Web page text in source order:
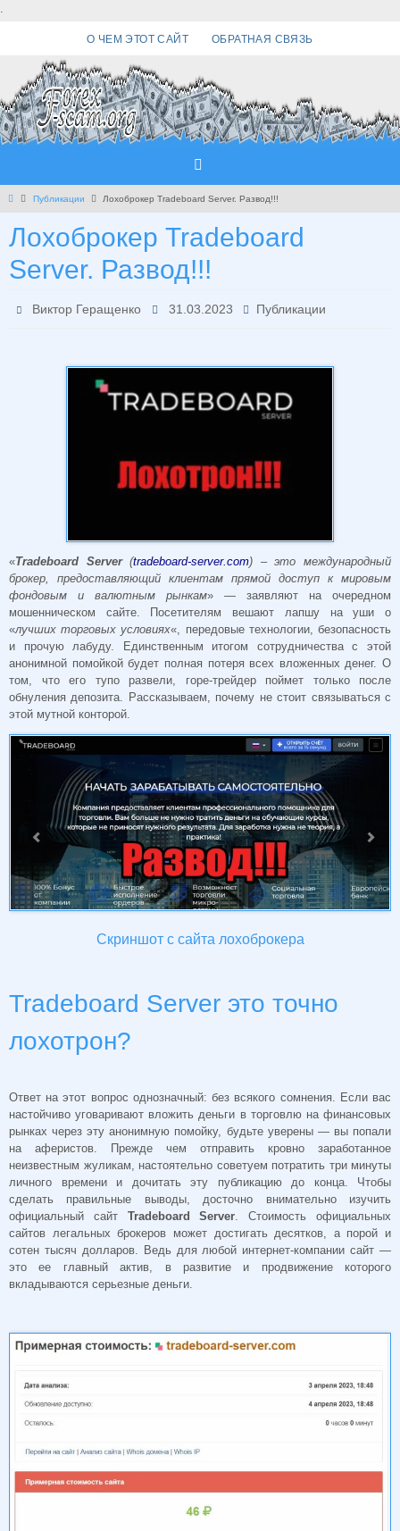
.
О ЧЕМ ЭТОТ САЙТ ОБРАТНАЯ СВЯЗЬ
Главная
Публикации Лохоброкер Tradeboard Server. Развод!!!
Лохоброкер Tradeboard
Server. Развод!!!
Виктор Геращенко 31.03.2023 Публикации
«Tradeboard Server(tradeboard-server.com) – это международный
брокер, предоставляющий клиентам прямой доступ к мировым
фондовым и валютным рынкам» — заявляют на очередном
мошенническом сайте. Посетителям вешают лапшу на уши о
«лучших торговых условиях«, передовые технологии, безопасность
и прочую лабуду. Единственным итогом сотрудничества с этой
анонимной помойкой будет полная потеря всех вложенных денег. О
том, что его тупо развели, горе-трейдер поймет только после
обнуления депозита. Рассказываем, почему не стоит связываться с
этой мутной конторой.
Скриншот с сайта лохоброкера
Tradeboard Server это точно
лохотрон?
Ответ на этот вопрос однозначный: без всякого сомнения. Если вас
настойчиво уговаривают вложить деньги в торговлю на финансовых
рынках через эту анонимную помойку, будьте уверены — вы попали
на аферистов. Прежде чем отправить кровно заработанное
неизвестным жуликам, настоятельно советуем потратить три минуты
личного времени и дочитать эту публикацию до конца. Чтобы
сделать правильные выводы, досточно внимательно изучить
официальный сайт Tradeboard Server. Стоимость официальных
сайтов легальных брокеров может достигать десятков, а порой и
сотен тысяч долларов. Ведь для любой интернет-компании сайт —
это ее главный актив, в развитие и продвижение которого
вкладываются серьезные деньги.